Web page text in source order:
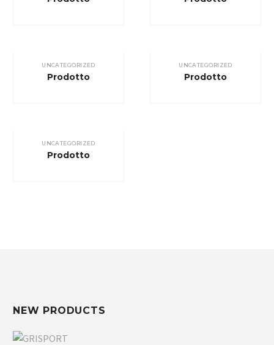
UNCATEGORIZED
Prodotto
UNCATEGORIZED
Prodotto
UNCATEGORIZED
Prodotto
NEW PRODUCTS